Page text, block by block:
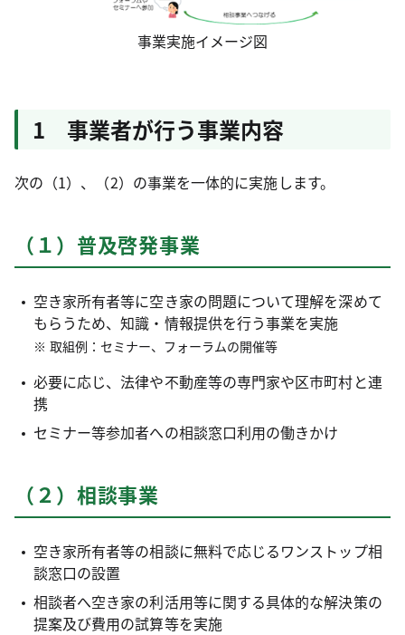
事業実施イメージ図
1 事業者が行う事業内容
次の（1）、（2）の事業を一体的に実施します。
（１）普及啓発事業
空き家所有者等に空き家の問題について理解を深めて
もらうため、知識・情報提供を行う事業を実施
取組例：セミナー、フォーラムの開催等
必要に応じ、法律や不動産等の専門家や区市町村と連
携
セミナー等参加者への相談窓口利用の働きかけ
（２）相談事業
空き家所有者等の相談に無料で応じるワンストップ相
談窓口の設置
相談者へ空き家の利活用等に関する具体的な解決策の
提案及び費用の試算等を実施